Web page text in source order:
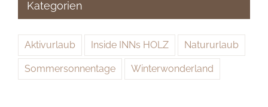
Kategorien
Aktivurlaub Inside INNs HOLZ Natururlaub
Sommersonnentage Winterwonderland